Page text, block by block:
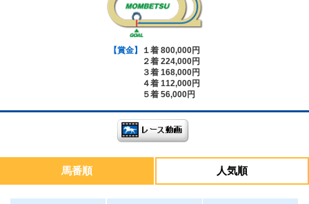
【賞金】
１着 800,000円
２着 224,000円
３着 168,000円
４着 112,000円
５着 56,000円
馬番順 人気順